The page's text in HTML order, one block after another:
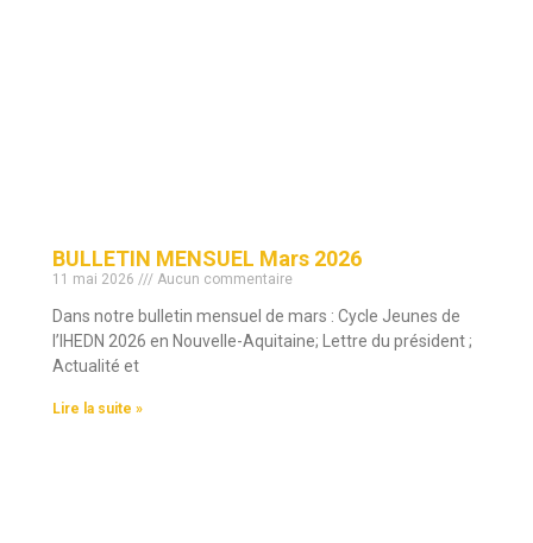
BULLETIN MENSUEL Mars 2026
11 mai 2026 Aucun commentaire
Dans notre bulletin mensuel de mars : Cycle Jeunes de
l’IHEDN 2026 en Nouvelle-Aquitaine; Lettre du président ;
Actualité et
Lire la suite »